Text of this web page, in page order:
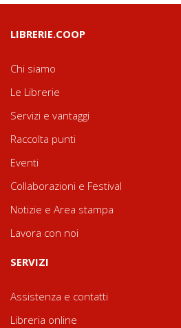
LIBRERIE.COOP
Chi siamo
Le Librerie
Servizi e vantaggi
Raccolta punti
Eventi
Collaborazioni e Festival
Notizie e Area stampa
Lavora con noi
SERVIZI
Assistenza e contatti
Libreria online